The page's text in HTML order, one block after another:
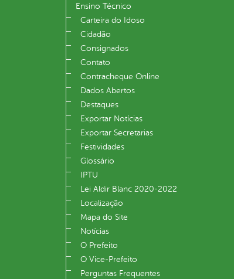
Ensino Técnico
Carteira do Idoso
Cidadão
Consignados
Contato
Contracheque Online
Dados Abertos
Destaques
Exportar Notícias
Exportar Secretarias
Festividades
Glossário
IPTU
Lei Aldir Blanc 2020-2022
Localização
Mapa do Site
Notícias
O Prefeito
O Vice‐Prefeito
Perguntas Frequentes